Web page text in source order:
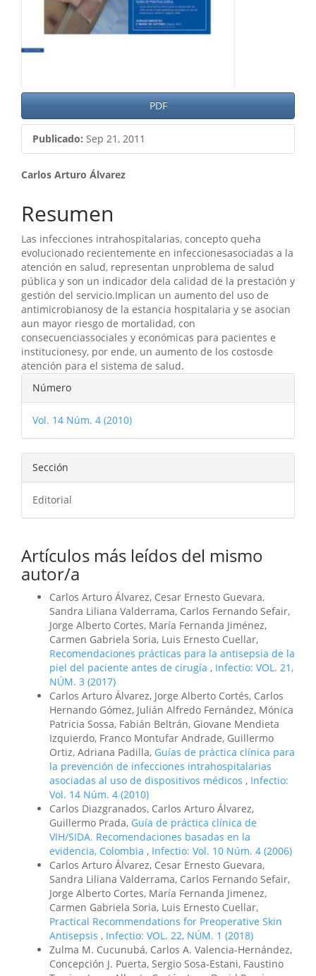
PDF
Publicado: Sep 21, 2011
Contenido
principal
del
artículo
Carlos Arturo Álvarez
Resumen
Las infecciones intrahospitalarias, concepto queha
evolucionado recientemente en infeccionesasociadas a la
atención en salud, representan unproblema de salud
pública y son un indicador dela calidad de la prestación y
gestión del servicio.Implican un aumento del uso de
antimicrobianosy de la estancia hospitalaria y se asocian
aun mayor riesgo de mortalidad, con
consecuenciassociales y económicas para pacientes e
institucionesy, por ende, un aumento de los costosde
atención para el sistema de salud.
Detalles
del
artículo
Número
Vol. 14 Núm. 4 (2010)
Sección
Editorial
Artículos más leídos del mismo
autor/a
Carlos Arturo Álvarez, Cesar Ernesto Guevara,
Sandra Liliana Valderrama, Carlos Fernando Sefair,
Jorge Alberto Cortes, María Fernanda Jiménez,
Carmen Gabriela Soria, Luis Ernesto Cuellar,
Recomendaciones prácticas para la antisepsia de la
piel del paciente antes de cirugía , Infectio: VOL. 21,
NÚM. 3 (2017)
Carlos Arturo Álvarez, Jorge Alberto Cortés, Carlos
Hernando Gómez, Julián Alfredo Fernández, Mónica
Patricia Sossa, Fabián Beltrán, Giovane Mendieta
Izquierdo, Franco Montufar Andrade, Guillermo
Ortiz, Adriana Padilla, Guías de práctica clínica para
la prevención de infecciones intrahospitalarias
asociadas al uso de dispositivos médicos , Infectio:
Vol. 14 Núm. 4 (2010)
Carlos Diazgranados, Carlos Arturo Álvarez,
Guillermo Prada, Guía de práctica clínica de
VIH/SIDA. Recomendaciones basadas en la
evidencia, Colombia , Infectio: Vol. 10 Núm. 4 (2006)
Carlos Arturo Álvarez, Cesar Ernesto Guevara,
Sandra Liliana Valderrama, Carlos Fernando Sefair,
Jorge Alberto Cortes, María Fernanda Jimenez,
Carmen Gabriela Soria, Luis Ernesto Cuellar,
Practical Recommendations for Preoperative Skin
Antisepsis , Infectio: VOL. 22, NÚM. 1 (2018)
Zulma M. Cucunubá, Carlos A. Valencia-Hernández,
Concepción J. Puerta, Sergio Sosa-Estani, Faustino